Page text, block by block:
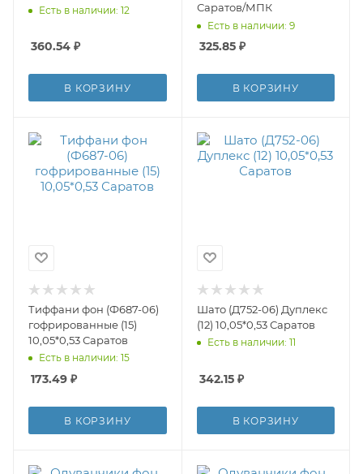
Есть в наличии: 12
360.54 ₽
В КОРЗИНУ
Саратов/МПК
Есть в наличии: 9
325.85₽
В КОРЗИНУ
Тиффани фон (Ф687-06)
гофрированные (15)
10,05*0,53 Саратов
Есть в наличии: 15
173.49 ₽
В КОРЗИНУ
Шато (Д752-06) Дуплекс
(12) 10,05*0,53 Саратов
Есть в наличии: 11
342.15₽
В КОРЗИНУ